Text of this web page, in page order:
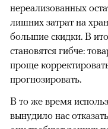
нереализованных
лишних затрат на
большие скидки. В
становятся гибче:
проще
прогнозировать.
В то же время
вынудило нас